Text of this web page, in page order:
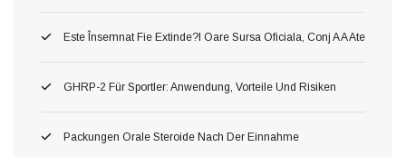
Este Însemnat Fie Extinde?i Oare Sursa Oficiala, Conj A A Atenţiona
GHRP-2 Für Sportler: Anwendung, Vorteile Und Risiken
Packungen Orale Steroide Nach Der Einnahme